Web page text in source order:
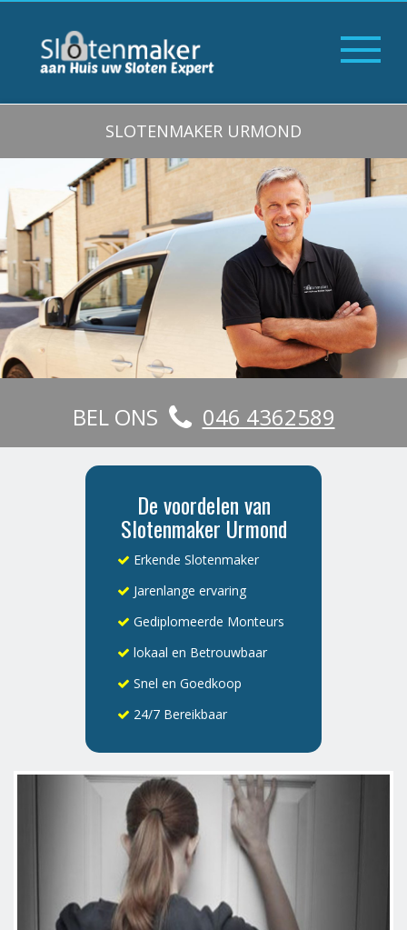
SLOTENMAKER URMOND
BEL ONS 046 4362589
De voordelen van
Slotenmaker Urmond
Erkende Slotenmaker
Jarenlange ervaring
Gediplomeerde Monteurs
lokaal en Betrouwbaar
Snel en Goedkoop
24/7 Bereikbaar